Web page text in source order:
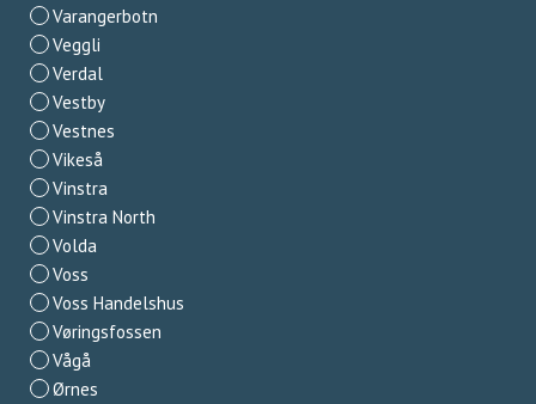
Varangerbotn
Veggli
Verdal
Vestby
Vestnes
Vikeså
Vinstra
Vinstra North
Volda
Voss
Voss Handelshus
Vøringsfossen
Vågå
Ørnes